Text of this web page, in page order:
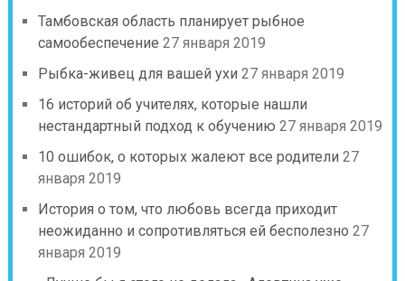
Тамбовская область планирует рыбное
самообеспечение 27 января 2019
Рыбка-живец для вашей ухи 27 января 2019
16 историй об учителях, которые нашли
нестандартный подход к обучению 27 января 2019
10 ошибок, о которых жалеют все родители 27
января 2019
История о том, что любовь всегда приходит
неожиданно и сопротивляться ей бесполезно 27
января 2019